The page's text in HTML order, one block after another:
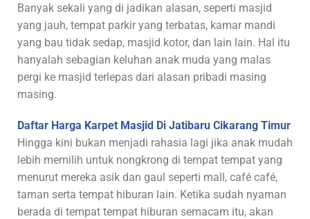
Banyak sekali yang di jadikan alasan, seperti masjid
yang jauh, tempat parkir yang terbatas, kamar mandi
yang bau tidak sedap, masjid kotor, dan lain lain. Hal itu
hanyalah sebagian keluhan anak muda yang malas
pergi ke masjid terlepas dari alasan pribadi masing
masing.
Daftar Harga Karpet Masjid Di Jatibaru Cikarang Timur
Hingga kini bukan menjadi rahasia lagi jika anak mudah
lebih memilih untuk nongkrong di tempat tempat yang
menurut mereka asik dan gaul seperti mall, café café,
taman serta tempat hiburan lain. Ketika sudah nyaman
berada di tempat tempat hiburan semacam itu, akan